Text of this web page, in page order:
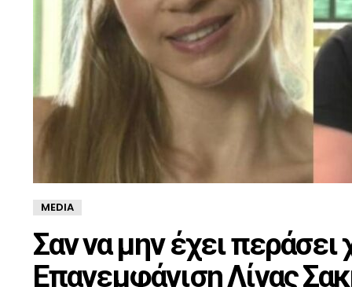
MEDIA
Σαν να μην έχει
Επανεμφάνιση Λίνας